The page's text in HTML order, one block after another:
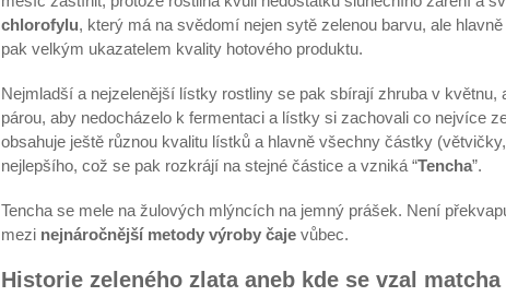
chlorofylu, který má na svědomí nejen sytě zelenou barvu, ale
pak velkým ukazatelem kvality hotového produktu.
Nejmladší a nejzelenější lístky rostliny se pak sbírají zhruba v květnu,
párou, aby nedocházelo k fermentaci a lístky si zachovali co nejvíce
obsahuje ještě různou kvalitu lístků a hlavně všechny částky
nejlepšího, což se pak rozkrájí na stejné částice a vzniká “Tencha”.
Tencha se mele na žulových mlýncích na jemný prášek. Není
mezi nejnáročnější metody výroby čaje vůbec.
Historie zeleného zlata aneb kde se vzal matcha